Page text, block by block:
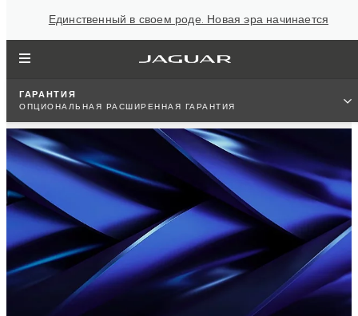
Единственный в своем роде. Новая эра начинается
ГАРАНТИЯ
ОПЦИОНАЛЬНАЯ РАСШИРЕННАЯ ГАРАНТИЯ